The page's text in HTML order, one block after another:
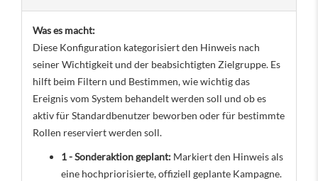
Was es macht:
Diese Konfiguration kategorisiert den Hinweis nach
seiner Wichtigkeit und der beabsichtigten Zielgruppe. Es
hilft beim Filtern und Bestimmen, wie wichtig das
Ereignis vom System behandelt werden soll und ob es
aktiv für Standardbenutzer beworben oder für bestimmte
Rollen reserviert werden soll.
1 - Sonderaktion geplant: Markiert den Hinweis als
eine hochpriorisierte, offiziell geplante Kampagne.